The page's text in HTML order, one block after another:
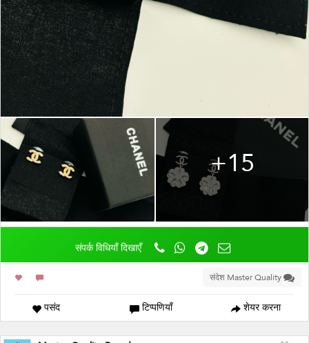
+15
संपर्क विधियाँ दिखाएँ
संदेश Master Quality
पसंद टिप्पणियाँ शेयर करना